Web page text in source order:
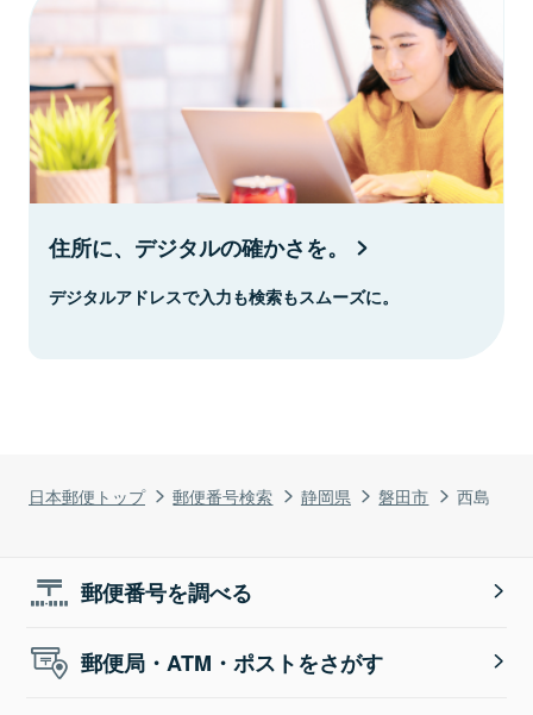
日本郵便トップ 郵便番号検索 静岡県 磐田市 西島
住所に、デジタルの確かさを。
デジタルアドレスで入力も検索もスムーズに。
郵便番号を調べる
郵便局・ATM・ポストをさがす